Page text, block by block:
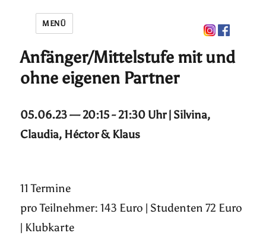
MENÜ
Anfänger/Mittelstufe mit und
ohne eigenen Partner
05.06.23 — 20:15 - 21:30 Uhr | Silvina,
Claudia, Héctor & Klaus
11 Termine
pro Teilnehmer: 143 Euro | Studenten 72 Euro
| Klubkarte